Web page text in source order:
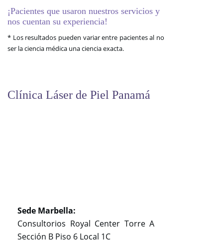
¡Pacientes que usaron nuestros servicios y
nos cuentan su experiencia!
* Los resultados pueden variar entre pacientes al no
ser la ciencia médica una ciencia exacta.
Clínica Láser de Piel Panamá
Sede Marbella:
Consultorios Royal Center Torre A
Sección B Piso 6 Local 1C